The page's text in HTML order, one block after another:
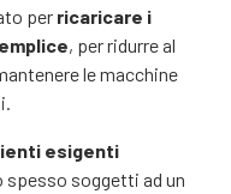
per ricaricare i
, per ridurre al
le macchine
esigenti
spesso soggetti ad un